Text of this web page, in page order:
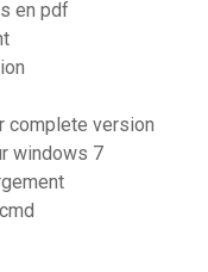
en pdf
complete version
windows 7